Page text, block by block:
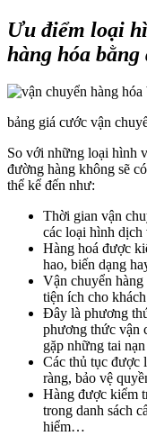
Ưu điểm loại
hàng hóa
bảng giá cước vận
So với những loại hình
đường hàng không sẽ
thể kể đến như:
Thời gian vận
các loại hình dịch
Hàng hoá được
hao, biến dạng
Vận chuyển
tiện ích cho
Đây là phương
phương thức vận
gặp những tai
Các thủ tục được
ràng, bảo vệ
Hàng được kiểm
trong danh sách
hiểm…